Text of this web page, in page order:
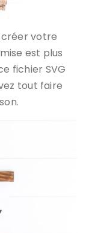
créer votre
est plus
fichier SVG
tout faire